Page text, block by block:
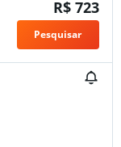
R$ 723
Pesquisar